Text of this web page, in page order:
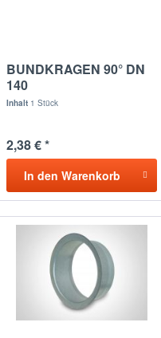
BUNDKRAGEN 90° DN
140
Inhalt 1 Stück
2,38 € *
In den Warenkorb